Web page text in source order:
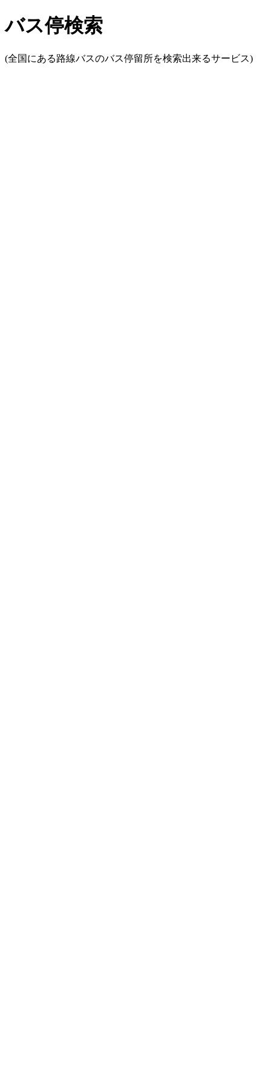
バス停検索
(全国にある路線バスのバス停留所を検索出来るサービス)